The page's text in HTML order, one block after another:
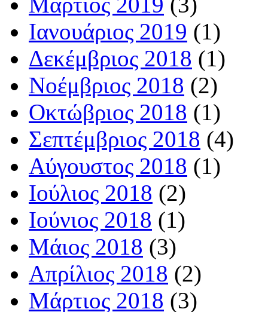
Ιανουάριος 2019 (1)
Δεκέμβριος 2018 (1)
Νοέμβριος 2018 (2)
Οκτώβριος 2018 (1)
Σεπτέμβριος 2018 (4)
Αύγουστος 2018 (1)
Ιούλιος 2018 (2)
Ιούνιος 2018 (1)
Μάιος 2018 (3)
Απρίλιος 2018 (2)
Μάρτιος 2018 (3)